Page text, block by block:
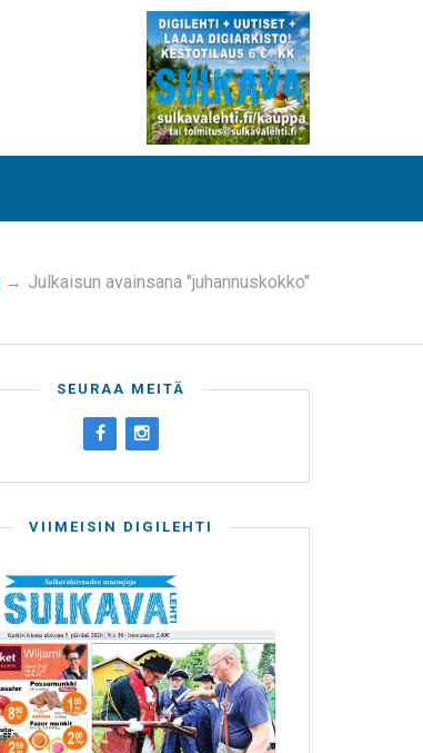
→ Julkaisun avainsana "juhannuskokko"
SEURAA MEITÄ
VIIMEISIN DIGILEHTI